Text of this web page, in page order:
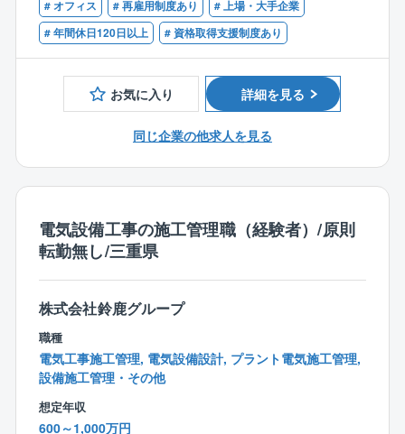
やすい状況です。
■具体的には
頼を受けた建築物の現場責任者として常駐し、屋内電
気設備工事の新設、保守、改修工事の責任者としても
携わっていただきます。
・客先折衝
・緊急対応
・業者立会業務
・上記に関わるミーティングへの参加
■削減施策：
・事務系業務を専門スタッフに集約
・技術系業務をテクニカルアシスタントチームが担当
・クラウド上での測定記録一括管理
・プレハブセンターでの事前加工・直納
# オフィス
# 再雇用制度あり
# 上場・大手企業
# 年間休日120日以上
# 資格取得支援制度あり
お気に入り 詳細を見る
同じ企業の他求人を見る
電気設備工事の施工管理職（経験者）/原則
転勤無し/三重県
株式会社鈴鹿グループ
職種
電気工事施工管理, 電気設備設計, プラント電気施工管理,
設備施工管理・その他
想定年収
600～1,000万円